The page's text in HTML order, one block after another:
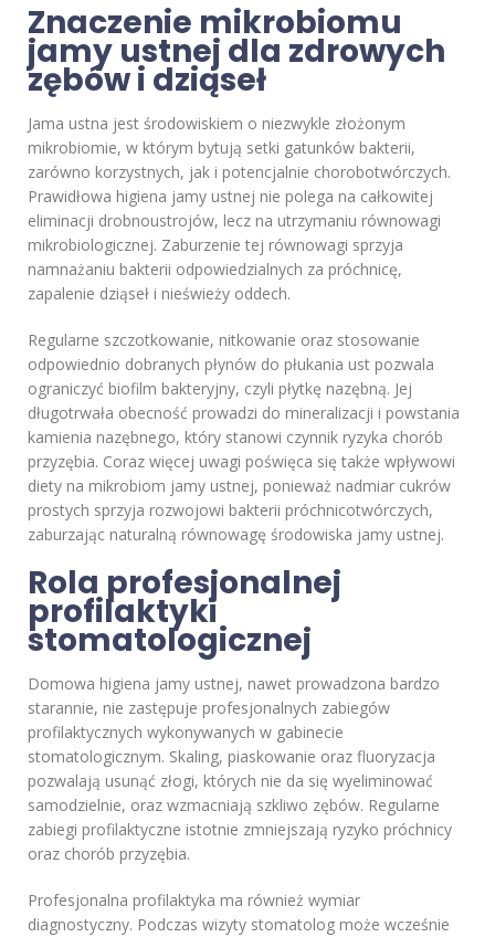
Znaczenie mikrobiomu
jamy ustnej dla zdrowych
zębów i dziąseł
Jama ustna jest środowiskiem o niezwykle złożonym
mikrobiomie, w którym bytują setki gatunków bakterii,
zarówno korzystnych, jak i potencjalnie chorobotwórczych.
Prawidłowa higiena jamy ustnej nie polega na całkowitej
eliminacji drobnoustrojów, lecz na utrzymaniu równowagi
mikrobiologicznej. Zaburzenie tej równowagi sprzyja
namnażaniu bakterii odpowiedzialnych za próchnicę,
zapalenie dziąseł i nieświeży oddech.
Regularne szczotkowanie, nitkowanie oraz stosowanie
odpowiednio dobranych płynów do płukania ust pozwala
ograniczyć biofilm bakteryjny, czyli płytkę nazębną. Jej
długotrwała obecność prowadzi do mineralizacji i powstania
kamienia nazębnego, który stanowi czynnik ryzyka chorób
przyzębia. Coraz więcej uwagi poświęca się także wpływowi
diety na mikrobiom jamy ustnej, ponieważ nadmiar cukrów
prostych sprzyja rozwojowi bakterii próchnicotwórczych,
zaburzając naturalną równowagę środowiska jamy ustnej.
Rola profesjonalnej
profilaktyki
stomatologicznej
Domowa higiena jamy ustnej, nawet prowadzona bardzo
starannie, nie zastępuje profesjonalnych zabiegów
profilaktycznych wykonywanych w gabinecie
stomatologicznym. Skaling, piaskowanie oraz fluoryzacja
pozwalają usunąć złogi, których nie da się wyeliminować
samodzielnie, oraz wzmacniają szkliwo zębów. Regularne
zabiegi profilaktyczne istotnie zmniejszają ryzyko próchnicy
oraz chorób przyzębia.
Profesjonalna profilaktyka ma również wymiar
diagnostyczny. Podczas wizyty stomatolog może wcześnie